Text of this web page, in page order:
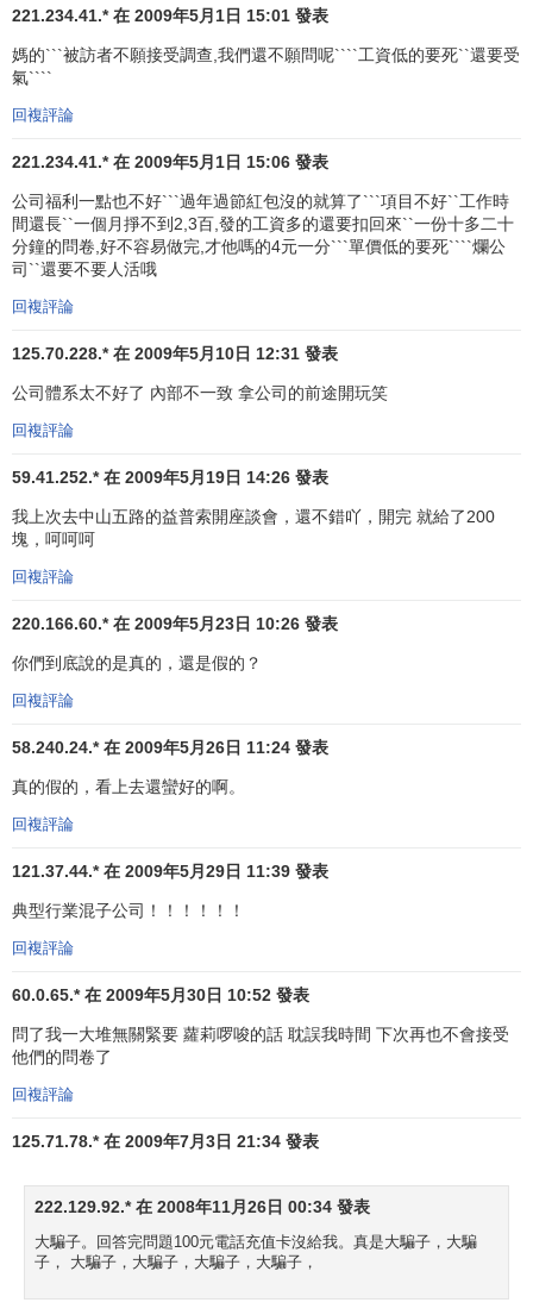
市場研究集團 的介紹。若您需要與
益普索市場研究集團
官方網站。
221.234.41.* 在 2009年5月1日 15:01 發表
媽的```被訪者不願接受調查,我們還不願問呢````工資低的要死``還要受
氣````
回複評論
221.234.41.* 在 2009年5月1日 15:06 發表
公司福利一點也不好```過年過節紅包沒的就算了```項目不好``工作時
間還長``一個月掙不到2,3百,發的工資多的還要扣回來``一份十多二十
分鐘的問卷,好不容易做完,才他嗎的4元一分```單價低的要死````爛公
司``還要不要人活哦
回複評論
125.70.228.* 在 2009年5月10日 12:31 發表
公司體系太不好了 內部不一致 拿公司的前途開玩笑
回複評論
59.41.252.* 在 2009年5月19日 14:26 發表
我上次去中山五路的益普索開座談會，還不錯吖，開完 就給了200
塊，呵呵呵
回複評論
220.166.60.* 在 2009年5月23日 10:26 發表
你們到底說的是真的，還是假的？
回複評論
58.240.24.* 在 2009年5月26日 11:24 發表
真的假的，看上去還蠻好的啊。
回複評論
121.37.44.* 在 2009年5月29日 11:39 發表
典型行業混子公司！！！！！！
回複評論
60.0.65.* 在 2009年5月30日 10:52 發表
問了我一大堆無關緊要 蘿莉啰唆的話 耽誤我時間 下次再也不會接受
他們的問卷了
回複評論
125.71.78.* 在 2009年7月3日 21:34 發表
222.129.92.* 在 2008年11月26日 00:34 發表
大騙子。回答完問題100元電話充值卡沒給我。真是大騙子，大騙
子， 大騙子，大騙子，大騙子，大騙子，